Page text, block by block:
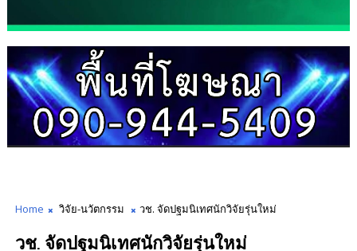
Home วิจัย-นวัตกรรม วช. จัดปฐมนิเทศนักวิจัยรุ่นใหม่
วช. จัดปฐมนิเทศนักวิจัยรุ่นใหม่